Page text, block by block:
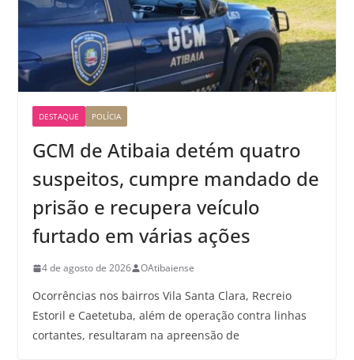
DESTAQUE POLÍCIA
GCM de Atibaia detém quatro
suspeitos, cumpre mandado de
prisão e recupera veículo
furtado em várias ações
4 de agosto de 2026 OAtibaiense
Ocorrências nos bairros Vila Santa Clara, Recreio
Estoril e Caetetuba, além de operação contra linhas
cortantes, resultaram na apreensão de